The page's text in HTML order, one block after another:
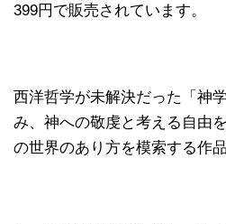
399円で販売されています。
西洋哲学が未解決だった「神
み、神への敬虔と考える自由
の世界のあり方を模索する作品